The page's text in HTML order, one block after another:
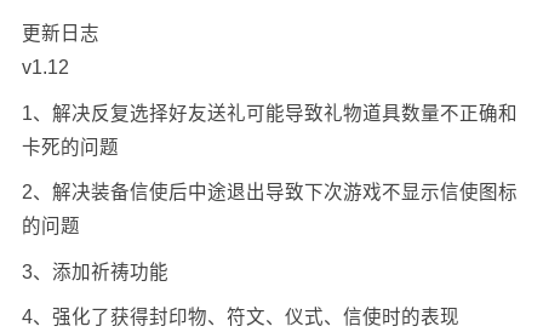
更新日志
v1.12
1、解决反复选择好友送礼可能导致礼物道具数量不正确和
卡死的问题
2、解决装备信使后中途退出导致下次游戏不显示信使图标
的问题
3、添加祈祷功能
4、强化了获得封印物、符文、仪式、信使时的表现